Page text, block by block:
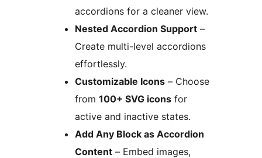
accordions for a cleaner view.
Nested Accordion Support –
Create multi-level accordions
effortlessly.
Customizable Icons – Choose
from 100+ SVG icons for
active and inactive states.
Add Any Block as Accordion
Content – Embed images,